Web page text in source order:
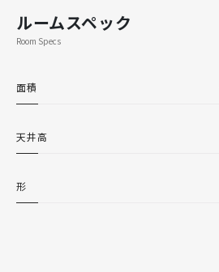
ルームスペック
Room Specs
面積
天井高
形